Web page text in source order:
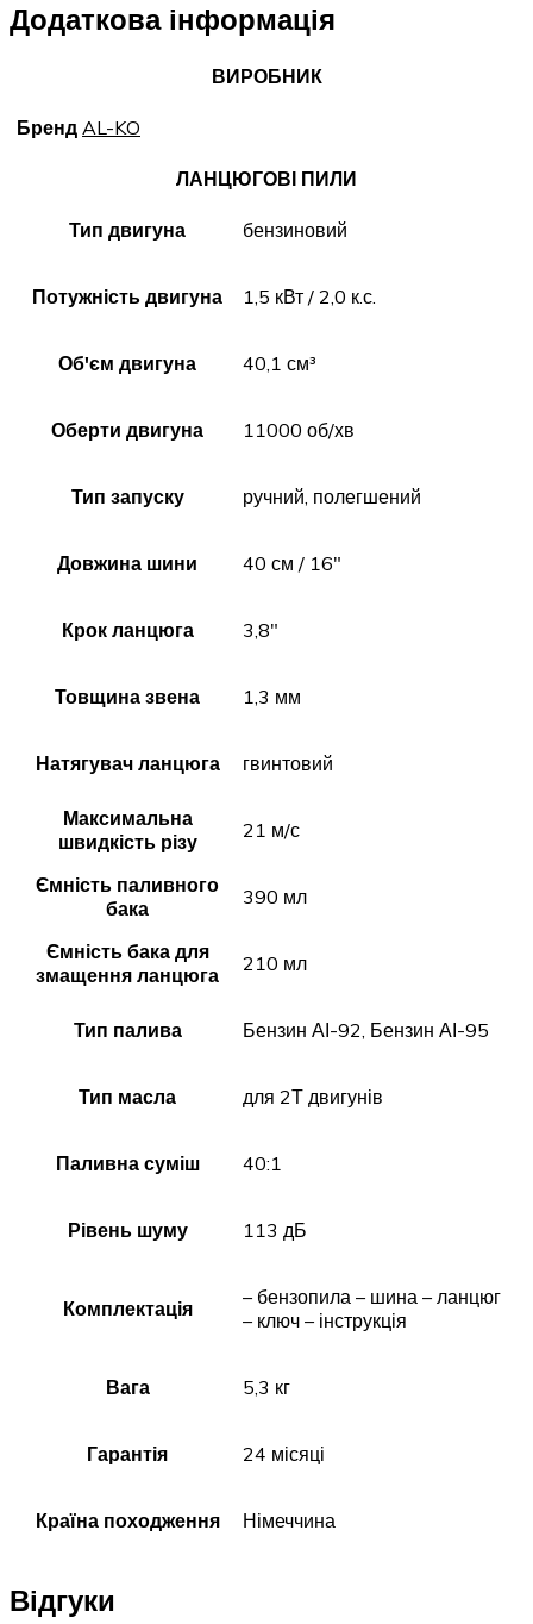
Додаткова інформація
ВИРОБНИК
Бренд AL-KO
ЛАНЦЮГОВІ ПИЛИ
Тип двигуна бензиновий
Потужність двигуна 1,5 кВт / 2,0 к.с.
Об'єм двигуна 40,1 см³
Оберти двигуна 11000 об/хв
Тип запуску ручний, полегшений
Довжина шини 40 см / 16"
Крок ланцюга 3,8"
Товщина звена 1,3 мм
Натягувач ланцюга гвинтовий
Максимальна
швидкість різу
21 м/с
Ємність паливного
бака
390 мл
Ємність бака для
змащення ланцюга
210 мл
Тип палива Бензин АІ-92, Бензин АІ-95
Тип масла для 2Т двигунів
Паливна суміш 40:1
Рівень шуму 113 дБ
Комплектація
– бензопила – шина – ланцюг
– ключ – інструкція
Вага 5,3 кг
Гарантія 24 місяці
Країна походження Німеччина
Відгуки